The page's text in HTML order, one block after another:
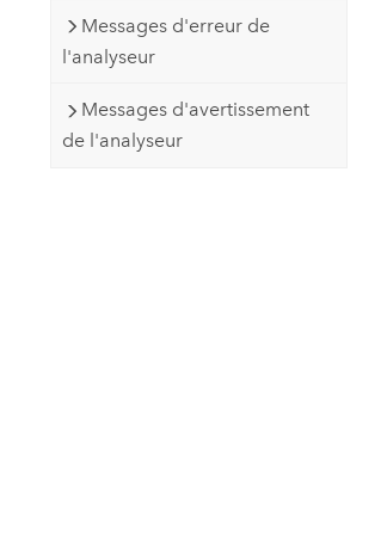
Messages d'erreur de
l'analyseur
Messages d'avertissement
de l'analyseur